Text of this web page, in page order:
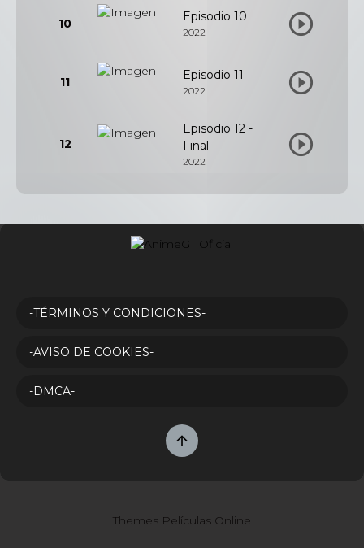
10 Episodio 10
2022
11 Episodio 11
2022
12
Episodio 12 -
Final
2022
-TÉRMINOS Y CONDICIONES-
-AVISO DE COOKIES-
-DMCA-
Themes Películas Online